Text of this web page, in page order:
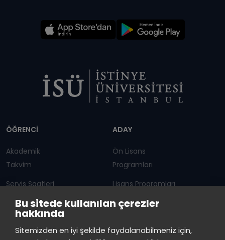
Bu sitede kullanılan çerezler
hakkında
Sitemizden en iyi şekilde faydalanabilmeniz için,
ÖĞRENCİ
Akademik
Takvim
Servis Saatleri
Duyurular
ADAY
Ön Lisans
Programları
Lisans Programları
Lisansüstü
çevrimiçi